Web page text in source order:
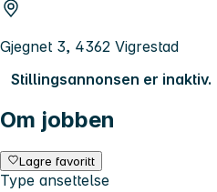
Gjegnet 3, 4362 Vigrestad
Stillingsannonsen er inaktiv.
Om jobben
Lagre favoritt
Type ansettelse